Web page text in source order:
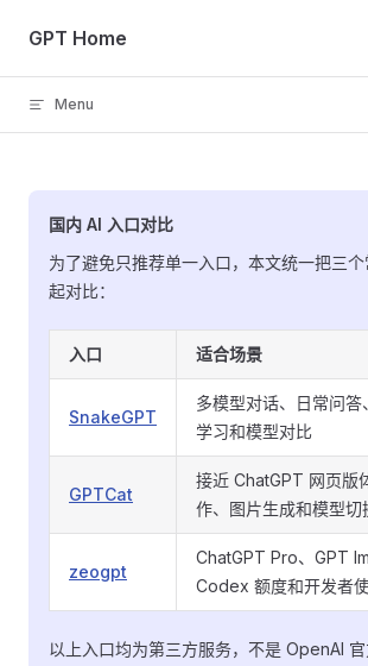
Skip to content
GPT Home
Menu
国内 AI 入口对比
为了避免只推荐单一入口，本文统一把三
起对比：
入口 适合场景
SnakeGPT
多模型对话、日常问答
学习和模型对比
GPTCat
接近 ChatGPT 网页版
作、图片生成和模型切
zeogpt
ChatGPT Pro、GPT
Codex 额度和开发者
以上入口均为第三方服务，不是 OpenAI